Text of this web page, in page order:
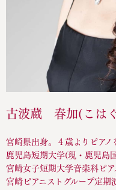
古波蔵 春加(こは
宮崎県出身。４歳よりピアノ
鹿児島短期大学(現・鹿児島
宮崎女子短期大学音楽科ピ
宮崎ピアニストグループ定期